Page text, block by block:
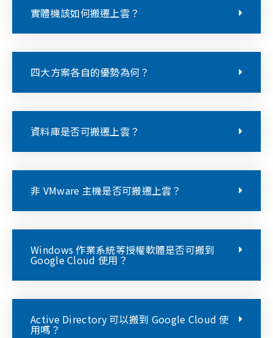
實體機該如何搬遷上雲？
四大方案各自的優勢為何？
資料庫是否可搬遷上雲？
非 VMware 主機是否可搬遷上雲？
Windows 作業系統等授權軟體是否可搬到
Google Cloud 使用？
Active Directory 可以搬到 Google Cloud 使
用嗎？